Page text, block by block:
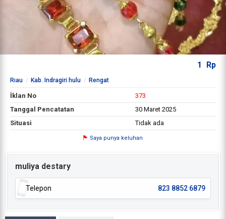
1 Rp
Rıau Kab. Indragiri hulu Rengat
İklan No
373
Tanggal Pencatatan
30 Maret 2025
Situasi
Tidak ada
Saya punya keluhan
muliya destary
Telepon 823 8852 6879